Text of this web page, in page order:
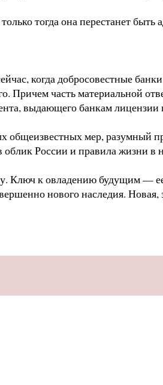
тогда она перестанет быть
когда добросовестные
часть материальной
выдающего банкам
мер, разумный
России и правила жизни в
Ключ к овладению будущим —
нового наследия.